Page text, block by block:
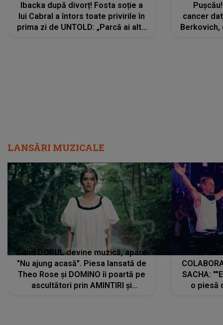
Ibacka după divorț! Fosta soție a
lui Cabral a întors toate privirile în
prima zi de UNTOLD: „Parcă ai altă
cancer
LANSĂRI MUZICALE
Când DORUL devine muzică, apare
"Nu ajung acasă". Piesa lansată de
Theo Rose și DOMINO îi poartă pe
ascultători prin AMINTIRI și
SACHA:
o piesă